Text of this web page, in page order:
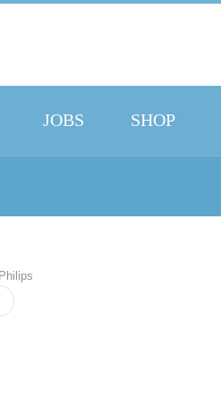
JOBS SHOP